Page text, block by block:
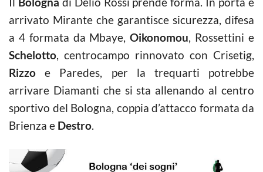
arrivato Mirante che garantisce sicurezza, difesa
a 4 formata da Mbaye,Oikonomou, Rossettini e
Schelotto, centrocampo rinnovato con Crisetig,
Rizzo e Paredes, per la trequarti potrebbe
arrivare Diamanti che si sta allenando al centro
sportivo del Bologna, coppia d’attacco formata da
Brienza e Destro.